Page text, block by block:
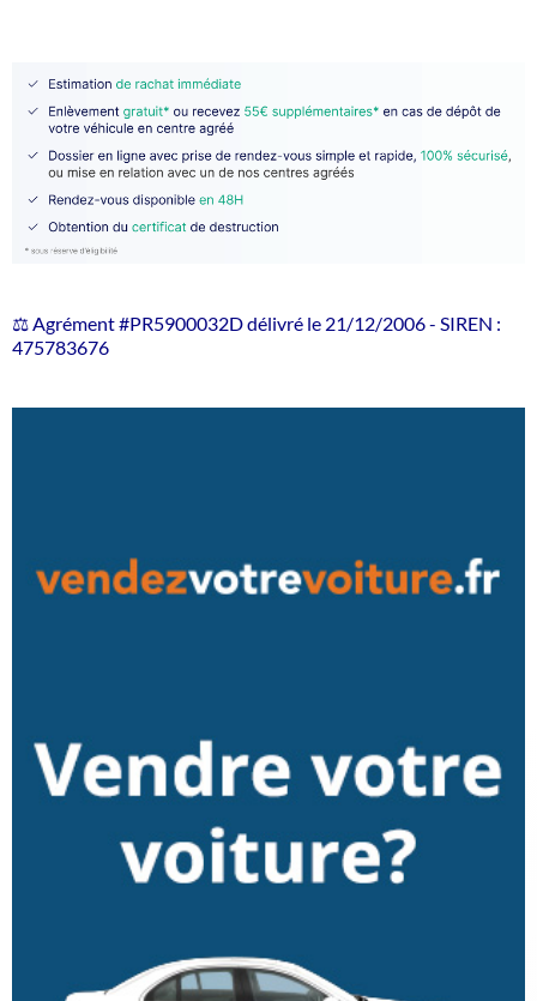
⚖️ Agrément #PR5900032D délivré le 21/12/2006 - SIREN :
475783676